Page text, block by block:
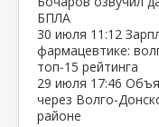
БПЛА
30 июля 11:12
фармацевтике:
топ‑15 рейтинга
29 июля 17:46
через
районе